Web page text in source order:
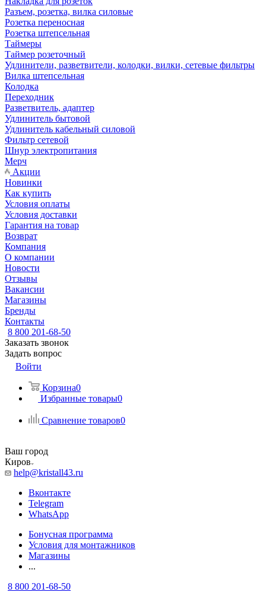
Разъем, розетка, вилка силовые
Розетка переносная
Розетка штепсельная
Таймеры
Таймер розеточный
Удлинители, разветвители, колодки, вилки, сетевые фильтры
Вилка штепсельная
Колодка
Переходник
Разветвитель, адаптер
Удлинитель бытовой
Удлинитель кабельный силовой
Фильтр сетевой
Шнур электропитания
Мерч
Акции
Новинки
Как купить
Условия оплаты
Условия доставки
Гарантия на товар
Возврат
Компания
О компании
Новости
Отзывы
Вакансии
Магазины
Бренды
Контакты
8 800 201-68-50
Заказать звонок
Задать вопрос
Войти
Корзина0
Избранные товары0
Сравнение товаров0
Ваш город
Киров
help@kristall43.ru
Вконтакте
Telegram
WhatsApp
Бонусная программа
Условия для монтажников
Магазины
...
8 800 201-68-50